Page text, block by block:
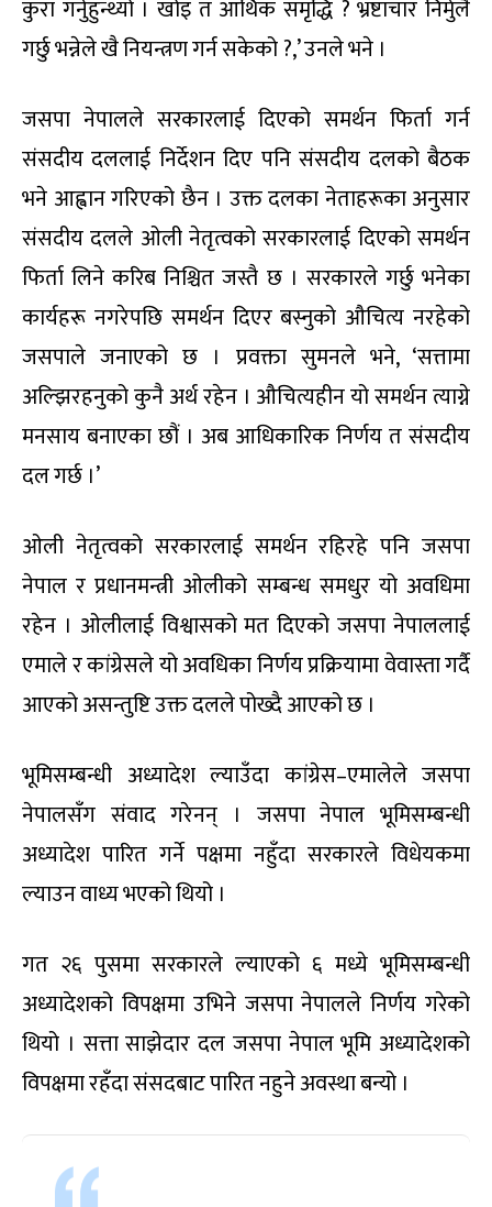
कुरा गर्नुहुन्थ्यो । खोइ त आर्थिक समृद्धि ? भ्रष्टाचार निर्मुलै
गर्छु भन्नेले खै नियन्त्रण गर्न सकेको ?,’ उनले भने ।
जसपा नेपालले सरकारलाई दिएको समर्थन फिर्ता गर्न
संसदीय दललाई निर्देशन दिए पनि संसदीय दलको बैठक
भने आह्वान गरिएको छैन । उक्त दलका नेताहरूका अनुसार
संसदीय दलले ओली नेतृत्वको सरकारलाई दिएको समर्थन
फिर्ता लिने करिब निश्चित जस्तै छ । सरकारले गर्छु भनेका
कार्यहरू नगरेपछि समर्थन दिएर बस्नुको औचित्य नरहेको
जसपाले जनाएको छ । प्रवक्ता सुमनले भने, ‘सत्तामा
अल्झिरहनुको कुनै अर्थ रहेन । औचित्यहीन यो समर्थन त्याग्ने
मनसाय बनाएका छौं । अब आधिकारिक निर्णय त संसदीय
दल गर्छ ।’
ओली नेतृत्वको सरकारलाई समर्थन रहिरहे पनि जसपा
नेपाल र प्रधानमन्त्री ओलीको सम्बन्ध समधुर यो अवधिमा
रहेन । ओलीलाई विश्वासको मत दिएको जसपा नेपाललाई
एमाले र कांग्रेसले यो अवधिका निर्णय प्रक्रियामा वेवास्ता गर्दै
आएको असन्तुष्टि उक्त दलले पोख्दै आएको छ ।
भूमिसम्बन्धी अध्यादेश ल्याउँदा कांग्रेस–एमालेले जसपा
नेपालसँग संवाद गरेनन् । जसपा नेपाल भूमिसम्बन्धी
अध्यादेश पारित गर्ने पक्षमा नहुँदा सरकारले विधेयकमा
ल्याउन वाध्य भएको थियो ।
गत २६ पुसमा सरकारले ल्याएको ६ मध्ये भूमिसम्बन्धी
अध्यादेशको विपक्षमा उभिने जसपा नेपालले निर्णय गरेको
थियो । सत्ता साझेदार दल जसपा नेपाल भूमि अध्यादेशको
विपक्षमा रहँदा संसदबाट पारित नहुने अवस्था बन्यो ।